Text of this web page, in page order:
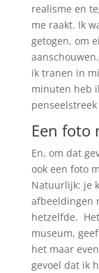
realisme en
me raakt. Ik
getogen, om
ik tranen in
minuten heb
Een foto
En, om dat
ook een foto
Natuurlijk: je
afbeeldingen
hetzelfde.
museum,
het maar
gevoel dat ik